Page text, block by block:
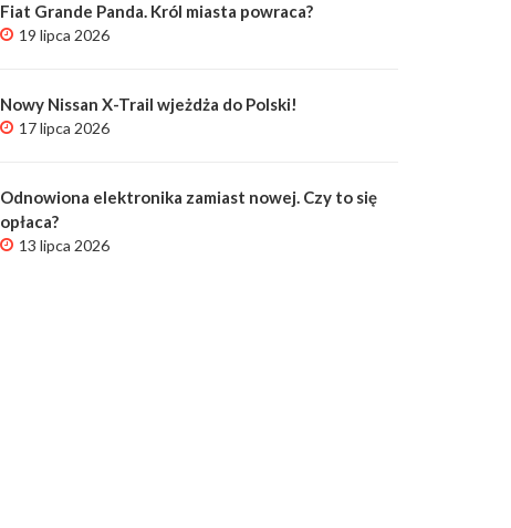
Fiat Grande Panda. Król miasta powraca?
19 lipca 2026
Nowy Nissan X-Trail wjeżdża do Polski!
17 lipca 2026
Odnowiona elektronika zamiast nowej. Czy to się
opłaca?
13 lipca 2026